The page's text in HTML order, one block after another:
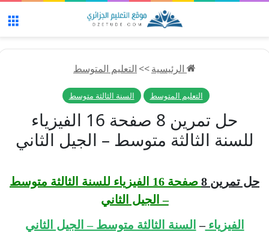
الرئيسية>>التعليم المتوسط
التعليم المتوسط السنة الثالثة متوسط
حل تمرين 8 صفحة 16 الفيزياء
للسنة الثالثة متوسط – الجيل الثاني
حل تمرين 8
صفحة 16 الفيزياء للسنة الثالثة متوسط
– الجيل الثاني
الفيزياء– السنة الثالثة متوسط – الجيل الثاني